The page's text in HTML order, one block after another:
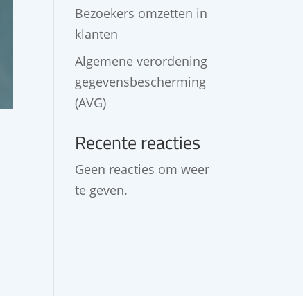
Bezoekers omzetten in
klanten
Algemene verordening
gegevensbescherming
(AVG)
Recente reacties
Geen reacties om weer
te geven.